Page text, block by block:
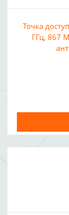
Точка
ГГц, 867